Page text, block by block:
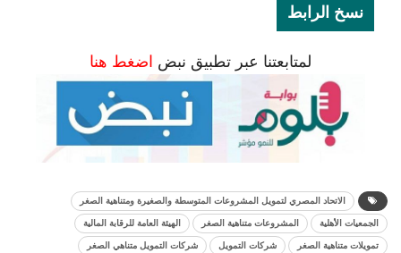
نسخ الرابط
لمتابعتنا عبر تطبيق نبض اضغط هنا
الاتحاد المصري لتمويل المشروعات المتوسطة والصغيرة ومتناهية الصغر
الجمعيات الأهلية المشروعات متناهية الصغر الهيئة العامة للرقابة المالية
تمويلات متناهية الصغر شركات التمويل شركات التمويل متناهي الصغر